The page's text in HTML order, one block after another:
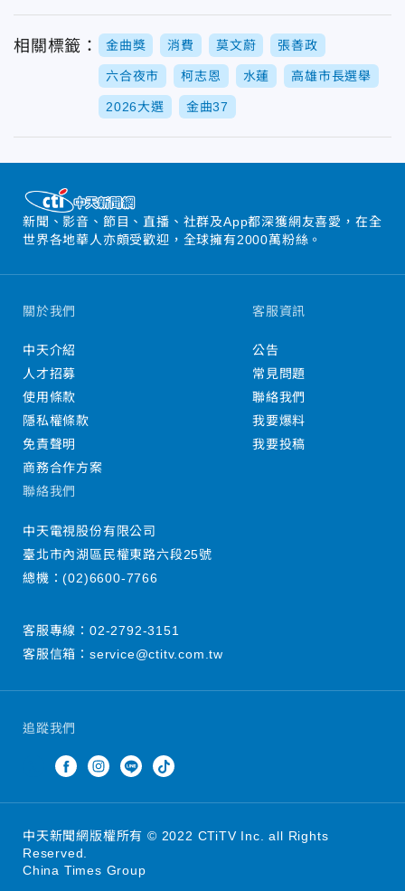
相關標籤： 金曲獎 消費 莫文蔚 張善政
六合夜市 柯志恩 水蓮 高雄市長選舉
2026大選 金曲37
新聞、影音、節目、直播、社群及App都深獲網友喜愛，在全
世界各地華人亦頗受歡迎，全球擁有2000萬粉絲。
追蹤我們
關於我們
中天介紹
人才招募
使用條款
隱私權條款
免責聲明
商務合作方案
客服資訊
公告
常見問題
聯絡我們
我要爆料
我要投稿
聯絡我們
中天電視股份有限公司
臺北市內湖區民權東路六段25號
總機：(02)6600-7766
客服專線： 02-2792-3151
客服信箱： service@ctitv.com.tw
中天新聞網版權所有 © 2022 CTiTV Inc. all Rights
Reserved.
China Times Group